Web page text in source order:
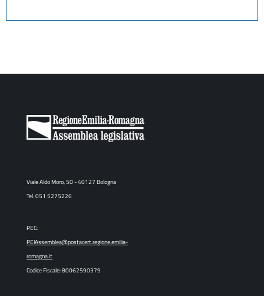
Viale Aldo Moro, 50 - 40127 Bologna
Tel. 051 5275226
PEC:
PEIAssemblea@postacert.regione.emilia-
romagna.it
Codice Fiscale: 80062590379